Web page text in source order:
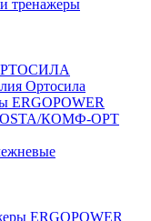
тренажеры
Ортосила
ERGOPOWER
КОМФ-ОРТ
ERGOPOWER